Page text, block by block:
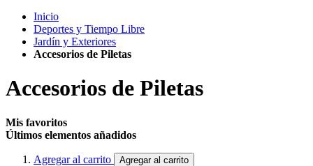
Inicio
Deportes y Tiempo Libre
Jardín y Exteriores
Accesorios de Piletas
Accesorios de Piletas
Mis favoritos
Últimos elementos añadidos
Agregar al carrito Agregar al carrito